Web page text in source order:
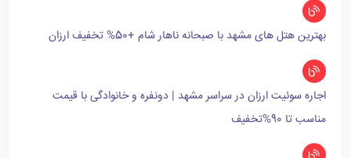
بهترین هتل های مشهد با صبحانه ناهار شام +50% تخفیف ارزان
اجاره سوئیت ارزان در سراسر مشهد | دونفره و خانوادگی با قیمت
مناسب تا 90%تخفیف